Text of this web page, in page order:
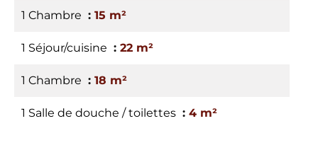
1 Chambre 15 m²
1 Séjour/cuisine 22 m²
1 Chambre 18 m²
1 Salle de douche / toilettes 4 m²